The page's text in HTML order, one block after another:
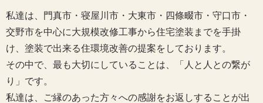
私達は、門真市・寝屋川市・大東市・四條畷市・守口市・
交野市を中心に大規模改修工事から住宅塗装までを手掛
け、塗装で出来る住環境改善の提案をしております。
その中で、最も大切にしていることは、「人と人との繋が
り」です。
私達は、ご縁のあった方々への感謝をお返しすることが出